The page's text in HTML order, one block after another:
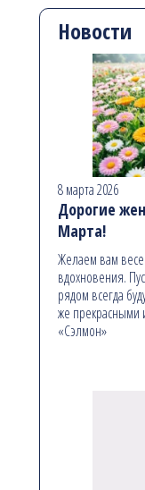
Новости
8 марта 2026
Дорогие
Марта!
Желаем вам
вдохновения.
рядом всегда
же
«Сэлмон»